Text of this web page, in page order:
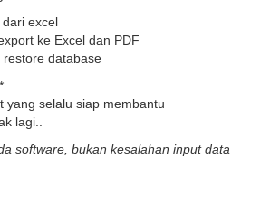
excel
ke Excel dan PDF
restore database
yang selalu siap membantu
lagi..
software, bukan kesalahan input data